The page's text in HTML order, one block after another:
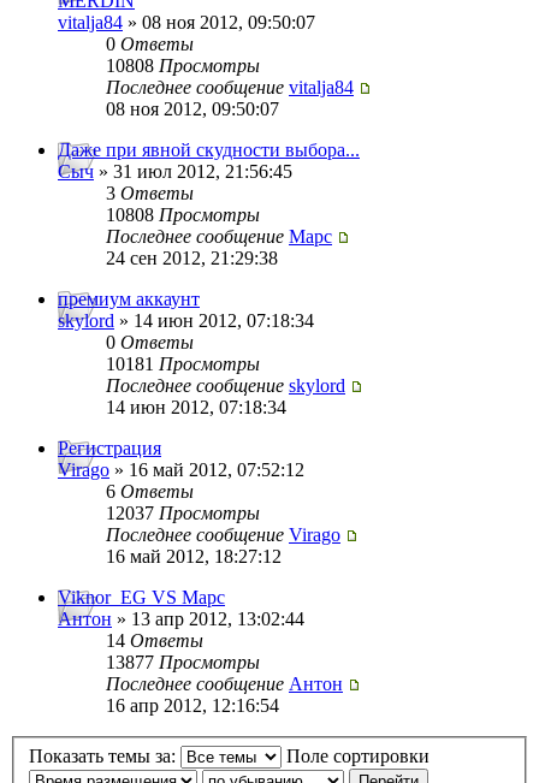
vitalja84 » 08 ноя 2012, 09:50:07
0 Ответы
10808 Просмотры
Последнее сообщение vitalja84
08 ноя 2012, 09:50:07
Даже при явной скудности выбора...
Сыч » 31 июл 2012, 21:56:45
3 Ответы
10808 Просмотры
Последнее сообщение Mapc
24 сен 2012, 21:29:38
премиум аккаунт
skylord » 14 июн 2012, 07:18:34
0 Ответы
10181 Просмотры
Последнее сообщение skylord
14 июн 2012, 07:18:34
Регистрация
Virago » 16 май 2012, 07:52:12
6 Ответы
12037 Просмотры
Последнее сообщение Virago
16 май 2012, 18:27:12
Viknor_EG VS Марс
Антон » 13 апр 2012, 13:02:44
14 Ответы
13877 Просмотры
Последнее сообщение Антон
16 апр 2012, 12:16:54
Показать темы за: Поле сортировки